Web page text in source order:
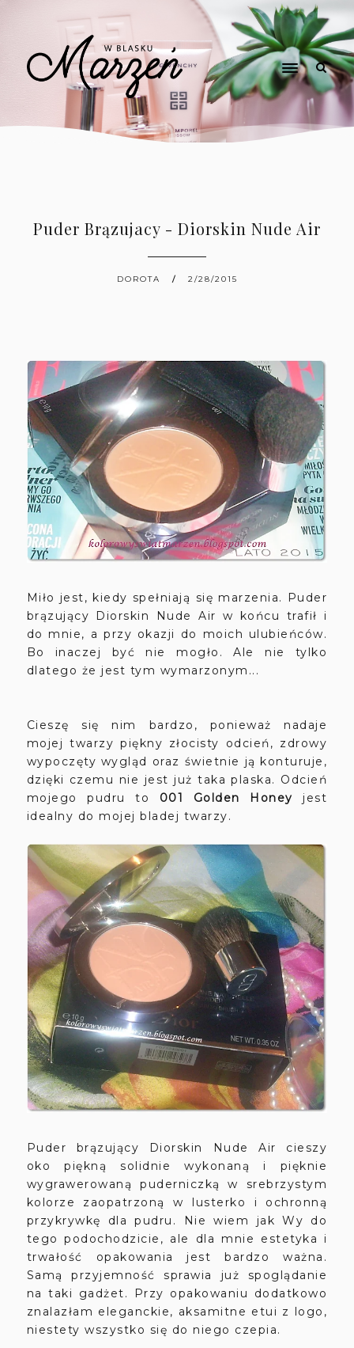
Puder Brązujacy - Diorskin Nude Air
DOROTA 2/28/2015
Miło jest, kiedy spełniają się marzenia. Puder
brązujący Diorskin Nude Air w końcu trafił i
do mnie, a przy okazji do moich ulubieńców.
Bo inaczej być nie mogło. Ale nie tylko
dlatego że jest tym wymarzonym...
Cieszę się nim bardzo, ponieważ nadaje
mojej twarzy piękny złocisty odcień, zdrowy
wypoczęty wygląd oraz świetnie ją konturuje,
dzięki czemu nie jest już taka plaska. Odcień
mojego pudru to
001 Golden Honey
jest
idealny do mojej bladej twarzy.
Puder brązujący Diorskin Nude Air cieszy
oko piękną solidnie wykonaną i pięknie
wygrawerowaną puderniczką w srebrzystym
kolorze zaopatrzoną w lusterko i ochronną
przykrywkę dla pudru. Nie wiem jak Wy do
tego podochodzicie, ale dla mnie estetyka i
trwałość opakowania jest bardzo ważna.
Samą przyjemność sprawia już spoglądanie
na taki gadżet. Przy opakowaniu dodatkowo
znalazłam eleganckie, aksamitne etui z logo,
niestety wszystko się do niego czepia.